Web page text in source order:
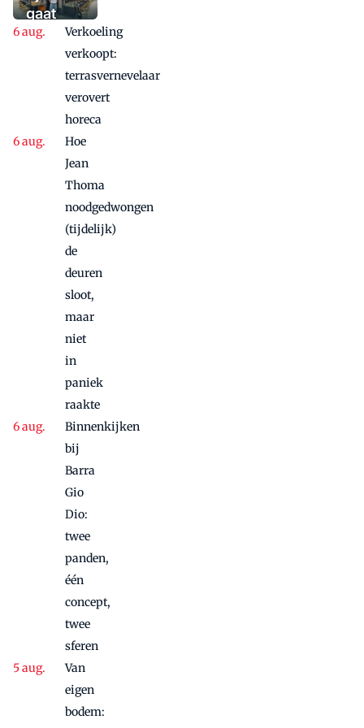
waaaaaanzinnige
aanbieding'
gaat
vanwege
succes
maandje
Verkoeling
verkoopt:
terrasvernevelaar
verovert
horeca
Hoe
Jean
Thoma
noodgedwongen
(tijdelijk)
de
deuren
sloot,
maar
niet
in
paniek
raakte
Binnenkijken
bij
Barra
Gio
Dio:
twee
panden,
één
concept,
twee
sferen
Van
eigen
bodem: